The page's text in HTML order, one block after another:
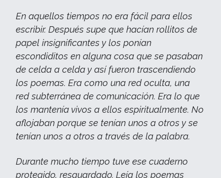
En aquellos tiempos no era fácil para ellos
escribir. Después supe que hacían rollitos de
papel insignificantes y los ponían
escondiditos en alguna cosa que se pasaban
de celda a celda y así fueron trascendiendo
los poemas. Era como una red oculta, una
red subterránea de comunicación. Era lo que
los mantenía vivos a ellos espiritualmente. No
aflojaban porque se tenían unos a otros y se
tenían unos a otros a través de la palabra.
Durante mucho tiempo tuve ese cuaderno
protegido, resguardado. Leía los poemas